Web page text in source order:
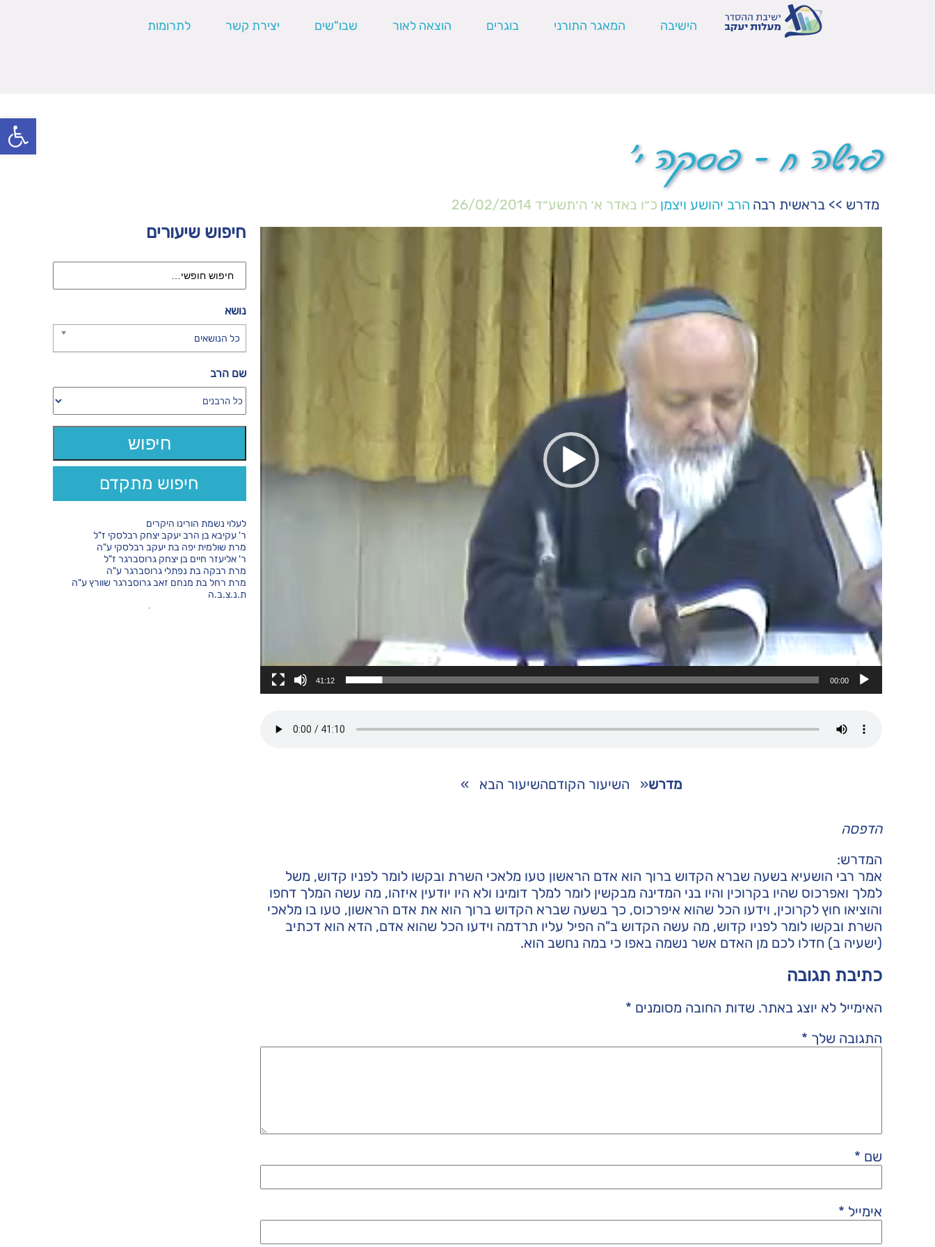
פתח
הישיבה המאגר התורני בוגרים הוצאה לאור שבו"שים יצירת קשר לתרומות
פרשה ח – פסקה י'
מדרש >> בראשית רבה הרב יהושע ויצמן כ״ו באדר א׳ ה׳תשע״ד 26/02/2014
וידאו
00:00
41:12
מדרש« השיעור הקודםהשיעור הבא »
הדפסה
המדרש:
אמר רבי הושעיא בשעה שברא הקדוש ברוך הוא אדם הראשון טעו מלאכי השרת ובקשו לומר לפניו קדוש, משל
למלך ואפרכוס שהיו בקרוכין והיו בני המדינה מבקשין לומר למלך דומינו ולא היו יודעין איזהו, מה עשה המלך דחפו
והוציאו חוץ לקרוכין, וידעו הכל שהוא איפרכוס, כך בשעה שברא הקדוש ברוך הוא את אדם הראשון, טעו בו מלאכי
השרת ובקשו לומר לפניו קדוש, מה עשה הקדוש ב"ה הפיל עליו תרדמה וידעו הכל שהוא אדם, הדא הוא דכתיב
(ישעיה ב) חדלו לכם מן האדם אשר נשמה באפו כי במה נחשב הוא.
כתיבת תגובה
האימייל לא יוצג באתר. שדות החובה מסומנים *
התגובה שלך *
שם *
אימייל *
חיפוש שיעורים
נושא
כל הנושאים
שם הרב
חיפוש מתקדם
לעלוי נשמת הורינו היקרים
ר' עקיבא בן הרב יעקב יצחק רבלסקי ז"ל
מרת שולמית יפה בת יעקב רבלסקי ע"ה
ר' אליעזר חיים בן יצחק גרוסברגר ז"ל
מרת רבקה בת נפתלי גרוסברגר ע"ה
מרת רחל בת מנחם זאב גרוסברגר שוורץ ע"ה
ת.נ.צ.ב.ה